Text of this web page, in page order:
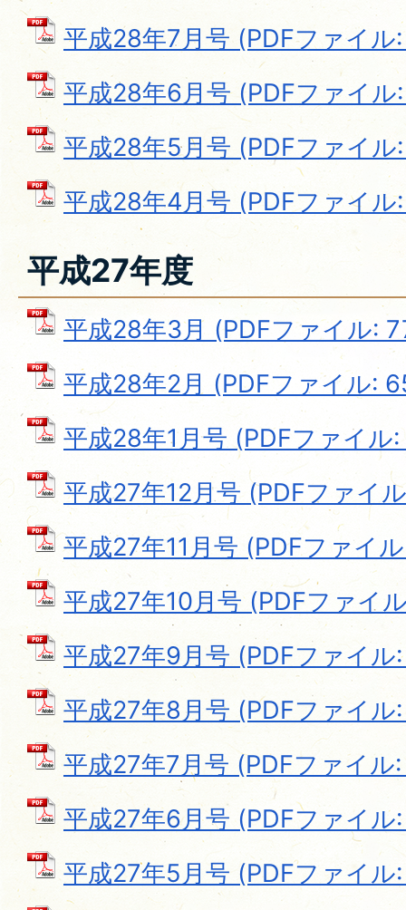
平成28年7月号 (PDFファイル
平成28年6月号 (PDFファイ
平成28年5月号 (PDFファイ
平成28年4月号 (PDFファイ
平成27年度
平成28年3月 (PDFファイル:
平成28年2月 (PDFファイル:
平成28年1月号 (PDFファイル
平成27年12月号 (PDFファイ
平成27年11月号 (PDFファイ
平成27年10月号 (PDFファイ
平成27年9月号 (PDFファイ
平成27年8月号 (PDFファイル
平成27年7月号 (PDFファイル
平成27年6月号 (PDFファイル
平成27年5月号 (PDFファイル